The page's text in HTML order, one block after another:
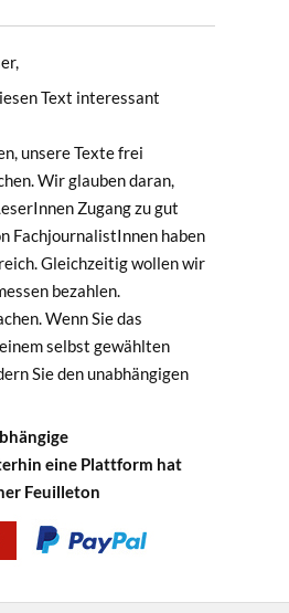
Text interessant
unsere Texte frei
Wir glauben daran,
Zugang zu gut
FachjournalistInnen haben
Gleichzeitig wollen wir
bezahlen.
Wenn Sie das
selbst gewählten
Sie den unabhängigen
eine Plattform hat
Feuilleton